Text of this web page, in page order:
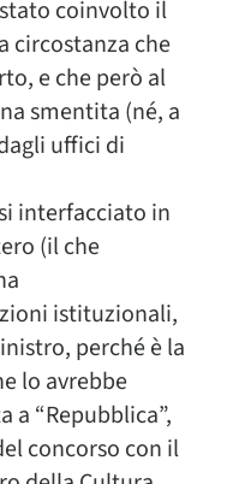
coinvolto il
circostanza che
e che però al
smentita (né, a
uffici di
interfacciato in
(il che
istituzionali,
perché è la
lo avrebbe
a “Repubblica”,
concorso con il